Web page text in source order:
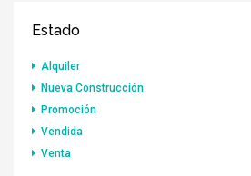
Estado
Alquiler
Nueva Construcción
Promoción
Vendida
Venta